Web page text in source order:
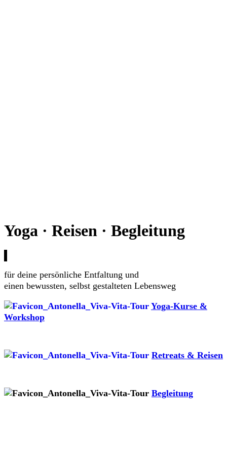
Yoga · Reisen · Begleitung
für deine persönliche Entfaltung und
einen bewussten, selbst gestalteten Lebensweg
Yoga-Kurse &
Workshop
Retreats & Reisen
Begleitung